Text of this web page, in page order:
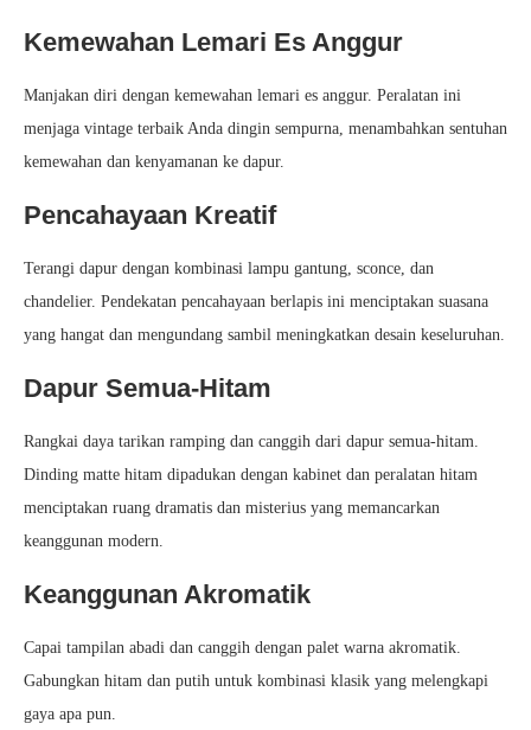
Kemewahan Lemari Es Anggur
Manjakan diri dengan kemewahan lemari es anggur. Peralatan ini
menjaga vintage terbaik Anda dingin sempurna, menambahkan sentuhan
kemewahan dan kenyamanan ke dapur.
Pencahayaan Kreatif
Terangi dapur dengan kombinasi lampu gantung, sconce, dan
chandelier. Pendekatan pencahayaan berlapis ini menciptakan suasana
yang hangat dan mengundang sambil meningkatkan desain keseluruhan.
Dapur Semua-Hitam
Rangkai daya tarikan ramping dan canggih dari dapur semua-hitam.
Dinding matte hitam dipadukan dengan kabinet dan peralatan hitam
menciptakan ruang dramatis dan misterius yang memancarkan
keanggunan modern.
Keanggunan Akromatik
Capai tampilan abadi dan canggih dengan palet warna akromatik.
Gabungkan hitam dan putih untuk kombinasi klasik yang melengkapi
gaya apa pun.